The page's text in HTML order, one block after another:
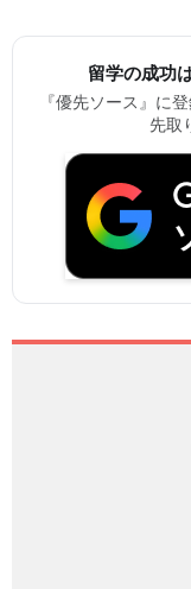
留学の成功
『優先ソース』に
先取